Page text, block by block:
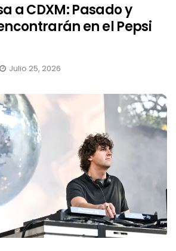
a CDXM: Pasado y
en el Pepsi
Julio 25, 2026